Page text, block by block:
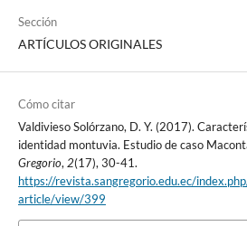
Sección
ARTÍCULOS ORIGINALES
Cómo citar
Valdivieso Solórzano, D. Y. (2017).
identidad montuvia. Estudio de caso
Gregorio, 2(17), 30-41.
https://revista.sangregorio.edu.ec/
article/view/399